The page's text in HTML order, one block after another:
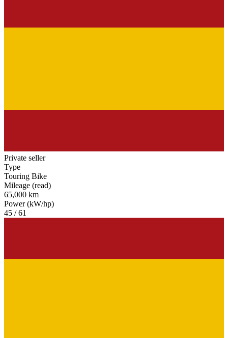
Private seller
Type
Touring Bike
Mileage (read)
65,000 km
Power (kW/hp)
45 / 61